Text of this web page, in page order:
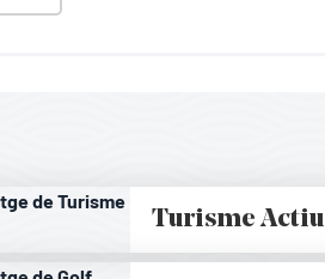
Turisme Actiu